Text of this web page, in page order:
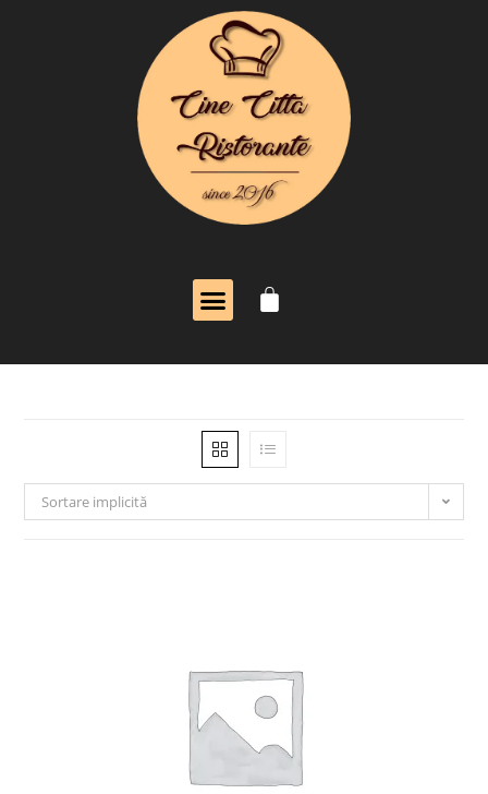
Sortare implicită